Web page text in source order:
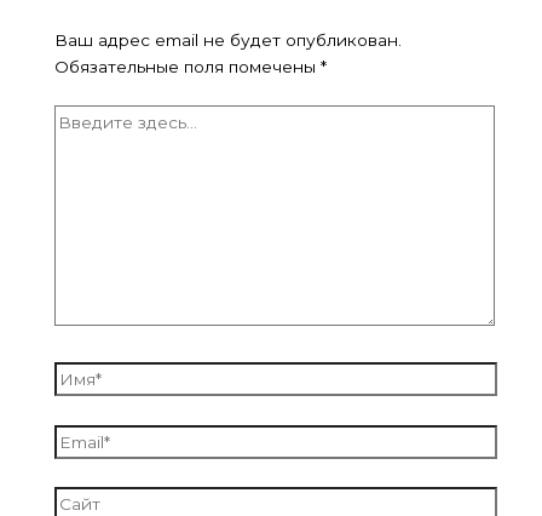
Ваш адрес email не будет опубликован.
Обязательные поля помечены *
Введите
Имя*
Email*
Сайт